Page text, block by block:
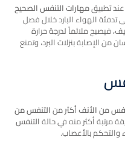
تطبيقمهارات التنفس الصحيح
تدفئة الهواء البارد خلال فصل
فيصبح ملائماً لدرجة حرارة
الإصابة بنزلات البرد، وتمنع
من الأنفأكثر منالتنفس من
مرتبة أكثر منه في حالةالتنفس
بالأعصاب.